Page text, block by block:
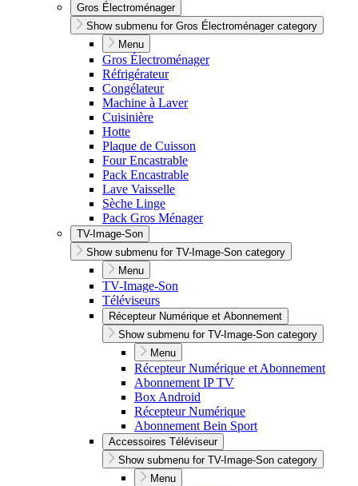
Gros Électroménager
Show submenu for Gros Électroménager category
Menu
Gros Électroménager
Réfrigérateur
Congélateur
Machine à Laver
Cuisinière
Hotte
Plaque de Cuisson
Four Encastrable
Pack Encastrable
Lave Vaisselle
Sèche Linge
Pack Gros Ménager
TV-Image-Son
Show submenu for TV-Image-Son category
Menu
TV-Image-Son
Téléviseurs
Récepteur Numérique et Abonnement
Show submenu for TV-Image-Son category
Menu
Récepteur Numérique et Abonnement
Abonnement IP TV
Box Android
Récepteur Numérique
Abonnement Bein Sport
Accessoires Téléviseur
Show submenu for TV-Image-Son category
Menu